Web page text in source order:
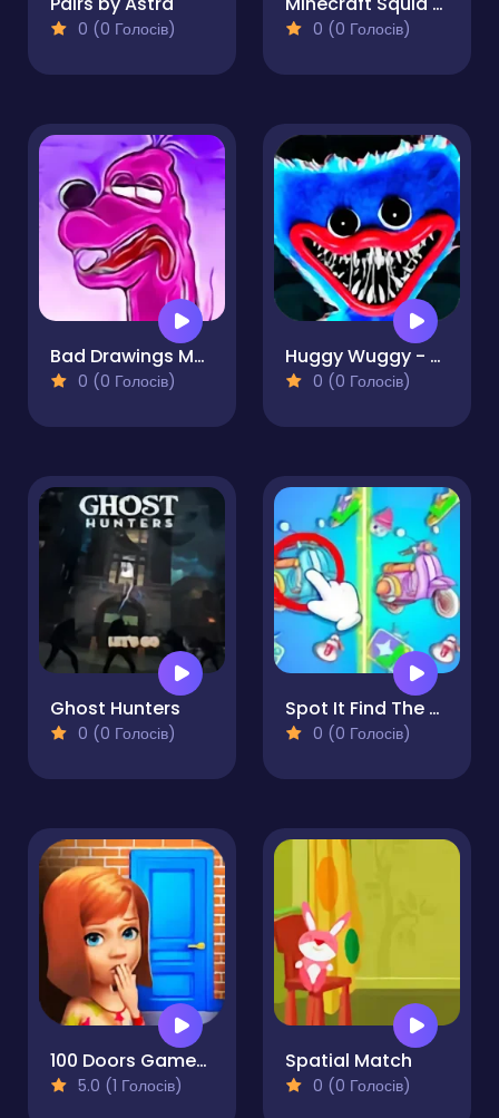
0 (0 Голосів) 0 (0 Голосів)
Bad Drawings Memory Game
0 (0 Голосів)
Huggy Wuggy - Quiz
0 (0 Голосів)
Ghost Hunters
0 (0 Голосів)
Spot It Find The Difference
0 (0 Голосів)
100 Doors Games: Escape from School
5.0 (1 Голосів)
Spatial Match
0 (0 Голосів)